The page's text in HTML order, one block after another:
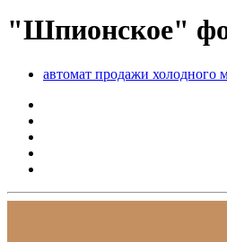
"Шпионское"
автомат продажи холодного